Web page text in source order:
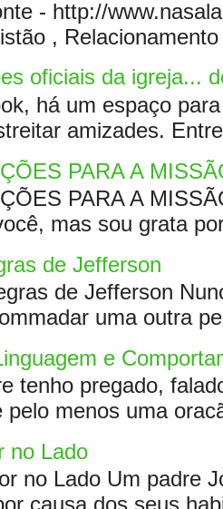
- http://
,
oficiais da igreja...
há um espaço
amizades.
PARA A
PARA A
mas sou grata
de Jefferson
de Jefferson
uma outra
e
tenho pregado,
pelo menos uma
no Lado
no Lado Um padre